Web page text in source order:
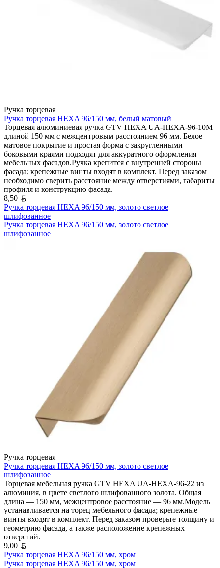
Ручка торцевая
Ручка торцевая HEXA 96/150 мм, белый матовый
Торцевая алюминиевая ручка GTV HEXA UA-HEXA-96-10M
длиной 150 мм с межцентровым расстоянием 96 мм. Белое
матовое покрытие и простая форма с закругленными
боковыми краями подходят для аккуратного оформления
мебельных фасадов.Ручка крепится с внутренней стороны
фасада; крепежные винты входят в комплект. Перед заказом
необходимо сверить расстояние между отверстиями, габариты
профиля и конструкцию фасада.
8,50
Ручка торцевая HEXA 96/150 мм, золото светлое
шлифованное
Ручка торцевая HEXA 96/150 мм, золото светлое
шлифованное
Ручка торцевая
Ручка торцевая HEXA 96/150 мм, золото светлое
шлифованное
Торцевая мебельная ручка GTV HEXA UA-HEXA-96-22 из
алюминия, в цвете светлого шлифованного золота. Общая
длина — 150 мм, межцентровое расстояние — 96 мм.Модель
устанавливается на торец мебельного фасада; крепежные
винты входят в комплект. Перед заказом проверьте толщину и
геометрию фасада, а также расположение крепежных
отверстий.
9,00
Ручка торцевая HEXA 96/150 мм, хром
Ручка торцевая HEXA 96/150 мм, хром